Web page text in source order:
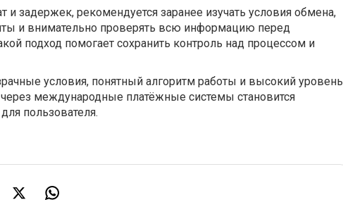
и задержек, рекомендуется заранее изучать условия обмена,
и внимательно проверять всю информацию перед
подход помогает сохранить контроль над процессом и
условия, понятный алгоритм работы и высокий уровень
международные платёжные системы становится
пользователя.